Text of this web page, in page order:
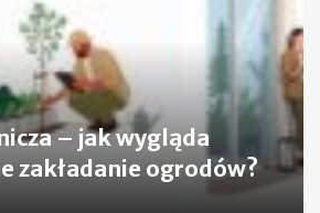
– jak wygląda
zakładanie ogrodów?